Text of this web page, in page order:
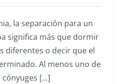
la separación para un
significa más que dormir
diferentes o decir que el
Al menos uno de
cónyuges [...]